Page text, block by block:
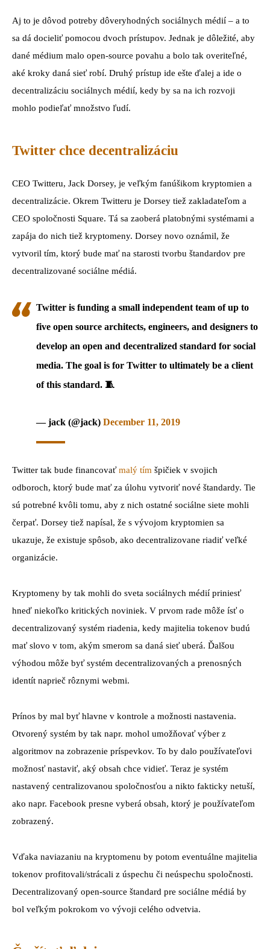
Aj to je dôvod potreby dôveryhodných sociálnych médií – a to
sa dá docieliť pomocou dvoch prístupov. Jednak je dôležité, aby
dané médium malo open-source povahu a bolo tak overiteľné,
aké kroky daná sieť robí. Druhý prístup ide ešte ďalej a ide o
decentralizáciu sociálnych médií, kedy by sa na ich rozvoji
mohlo podieľať množstvo ľudí.
Twitter chce decentralizáciu
CEO Twitteru, Jack Dorsey, je veľkým fanúšikom kryptomien a
decentralizácie. Okrem Twitteru je Dorsey tiež zakladateľom a
CEO spoločnosti Square. Tá sa zaoberá platobnými systémami a
zapája do nich tiež kryptomeny. Dorsey novo oznámil, že
vytvoril tím, ktorý bude mať na starosti tvorbu štandardov pre
decentralizované sociálne médiá.
Twitter is funding a small independent team of up to
five open source architects, engineers, and designers to
develop an open and decentralized standard for social
media. The goal is for Twitter to ultimately be a client
of this standard. 🧵
— jack (@jack) December 11, 2019
Twitter tak bude financovať malý tím špičiek v svojich
odboroch, ktorý bude mať za úlohu vytvoriť nové štandardy. Tie
sú potrebné kvôli tomu, aby z nich ostatné sociálne siete mohli
čerpať. Dorsey tiež napísal, že s vývojom kryptomien sa
ukazuje, že existuje spôsob, ako decentralizovane riadiť veľké
organizácie.
Kryptomeny by tak mohli do sveta sociálnych médií priniesť
hneď niekoľko kritických noviniek. V prvom rade môže ísť o
decentralizovaný systém riadenia, kedy majitelia tokenov budú
mať slovo v tom, akým smerom sa daná sieť uberá. Ďalšou
výhodou môže byť systém decentralizovaných a prenosných
identít naprieč rôznymi webmi.
Prínos by mal byť hlavne v kontrole a možnosti nastavenia.
Otvorený systém by tak napr. mohol umožňovať výber z
algoritmov na zobrazenie príspevkov. To by dalo používateľovi
možnosť nastaviť, aký obsah chce vidieť. Teraz je systém
nastavený centralizovanou spoločnosťou a nikto fakticky netuší,
ako napr. Facebook presne vyberá obsah, ktorý je používateľom
zobrazený.
Vďaka naviazaniu na kryptomenu by potom eventuálne majitelia
tokenov profitovali/strácali z úspechu či neúspechu spoločnosti.
Decentralizovaný open-source štandard pre sociálne médiá by
bol veľkým pokrokom vo vývoji celého odvetvia.